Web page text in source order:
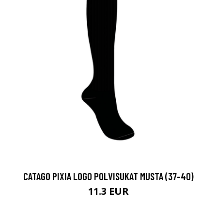
CATAGO PIXIA LOGO POLVISUKAT MUSTA (37-40)
11.3 EUR